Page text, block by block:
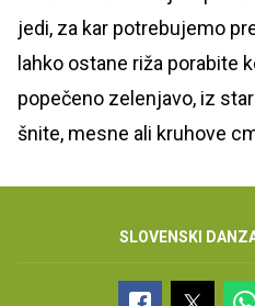
jedi, za kar potrebujemo
lahko ostane riža porabite
popečeno zelenjavo, iz
šnite, mesne ali kruhove
SLOVENSKI DAN